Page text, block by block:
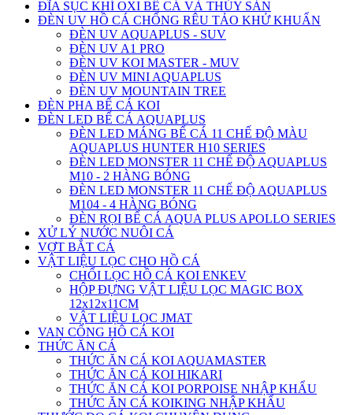
ĐĨA SỤC KHÍ OXI BỂ CÁ VÀ THỦY SẢN
ĐÈN UV HỒ CÁ CHỐNG RÊU TẢO KHỬ KHUẨN
ĐÈN UV AQUAPLUS - SUV
ĐÈN UV A1 PRO
ĐÈN UV KOI MASTER - MUV
ĐÈN UV MINI AQUAPLUS
ĐÈN UV MOUNTAIN TREE
ĐÈN PHA BỂ CÁ KOI
ĐÈN LED BỂ CÁ AQUAPLUS
ĐÈN LED MÁNG BỂ CÁ 11 CHẾ ĐỘ MÀU
AQUAPLUS HUNTER H10 SERIES
ĐÈN LED MONSTER 11 CHẾ ĐỘ AQUAPLUS
M10 - 2 HÀNG BÓNG
ĐÈN LED MONSTER 11 CHẾ ĐỘ AQUAPLUS
M104 - 4 HÀNG BÓNG
ĐÈN RỌI BỂ CÁ AQUA PLUS APOLLO SERIES
XỬ LÝ NƯỚC NUÔI CÁ
VỢT BẮT CÁ
VẬT LIỆU LỌC CHO HỒ CÁ
CHỔI LỌC HỒ CÁ KOI ENKEV
HỘP ĐỰNG VẬT LIỆU LỌC MAGIC BOX
12x12x11CM
VẬT LIỆU LỌC JMAT
VAN CỔNG HÔ CÁ KOI
THỨC ĂN CÁ
THỨC ĂN CÁ KOI AQUAMASTER
THỨC ĂN CÁ KOI HIKARI
THỨC ĂN CÁ KOI PORPOISE NHẬP KHẨU
THỨC ĂN CÁ KOIKING NHẬP KHẨU